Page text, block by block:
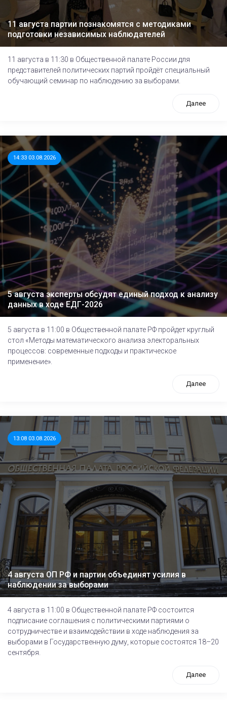
11 августа партии познакомятся с методиками
подготовки независимых наблюдателей
11 августа в 11:30 в Общественной палате России для
представителей политических партий пройдёт специальный
обучающий семинар по наблюдению за выборами.
Далее
14:33 03.08.2026
5 августа эксперты обсудят единый подход к анализу
данных в ходе ЕДГ-2026
5 августа в 11:00 в Общественной палате РФ пройдет круглый
стол «Методы математического анализа электоральных
процессов: современные подходы и практическое
применение».
Далее
13:08 03.08.2026
4 августа ОП РФ и партии объединят усилия в
наблюдении за выборами
4 августа в 11:00 в Общественной палате РФ состоится
подписание соглашения с политическими партиями о
сотрудничестве и взаимодействии в ходе наблюдения за
выборами в Государственную думу, которые состоятся 18–20
сентября.
Далее